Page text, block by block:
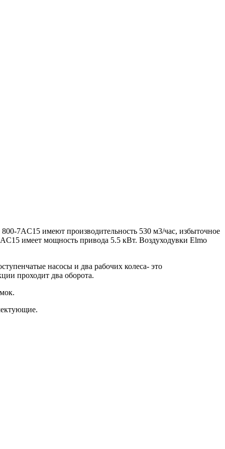
7AC15 имеют производительность 530 м3/час, избыточное
имеет мощность привода 5.5 кВт. Воздуходувки Elmo
насосы и два рабочих колеса- это
проходит два оборота.